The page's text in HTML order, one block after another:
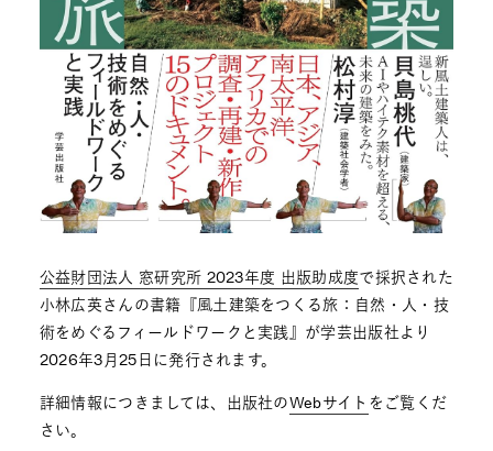
公益財団法人 窓研究所 2023年度 出版助成度で採択された
小林広英さんの書籍『風土建築をつくる旅：自然・人・技
術をめぐるフィールドワークと実践』が学芸出版社より
2026年3月25日に発行されます。
詳細情報につきましては、出版社のWebサイト をご覧くだ
さい。